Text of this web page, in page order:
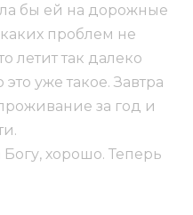
бы ей на дорожные
проблем не
летит так далеко
уже такое. Завтра
за год и
Богу, хорошо. Теперь